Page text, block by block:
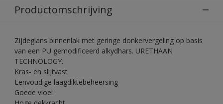
Productomschrijving
Zijdeglans binnenlak met geringe donkervergeling op basis
van een PU gemodificeerd alkydhars. URETHAAN
TECHNOLOGY.
Kras- en slijtvast
Eenvoudige laagdiktebeheersing
Goede vloei